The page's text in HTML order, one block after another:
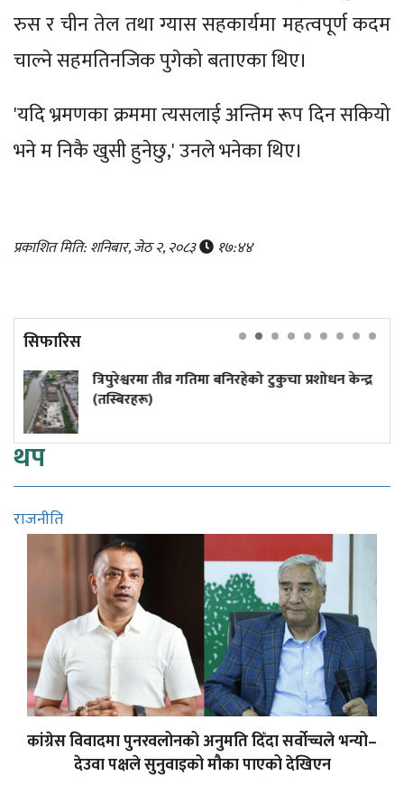
रुस र चीन तेल तथा ग्यास सहकार्यमा महत्वपूर्ण कदम
चाल्ने सहमतिनजिक पुगेको बताएका थिए।
'यदि भ्रमणका क्रममा त्यसलाई अन्तिम रूप दिन सकियो
भने म निकै खुसी हुनेछु,' उनले भनेका थिए।
प्रकाशित मिति: शनिबार, जेठ २, २०८३ १७:४४
सिफारिस
गतिमा बनिरहेको टुकुचा प्रशोधन केन्द्र ५० वर्षमा
थप
राजनीति
कांग्रेस विवादमा पुनरवलोनको अनुमति दिँदा सर्वोच्चले भन्यो–
देउवा पक्षले सुनुवाइको मौका पाएको देखिएन